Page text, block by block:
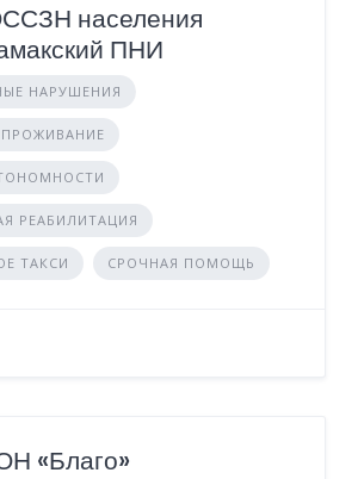
населения
ПНИ
НАРУШЕНИЯ
РЕАБИЛИТАЦИЯ
ТАКСИ СРОЧНАЯ ПОМОЩЬ
«Благо»